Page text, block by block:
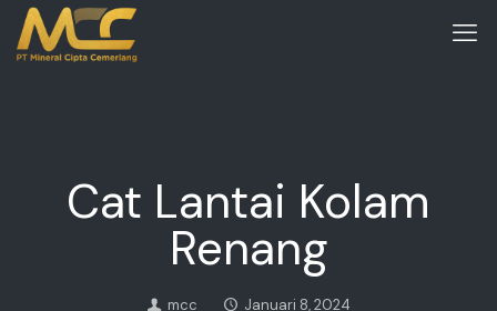
Cat Lantai Kolam
Renang
mcc Januari 8, 2024